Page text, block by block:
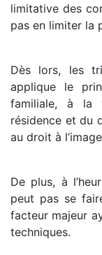
limitative des
pas en limiter la
Dès lors, les
applique le
familiale, à la
résidence et du
au droit à
De plus, à
peut pas se
facteur majeur
techniques.